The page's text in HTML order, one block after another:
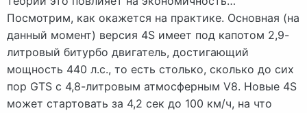
Посмотрим, как окажется на практике. Основная (на
данный момент) версия 4S имеет под капотом 2,9-
литровый битурбо двигатель, достигающий
мощность 440 л.с., то есть столько, сколько до сих
пор GTS с 4,8-литровым атмосферным V8. Новые 4S
может стартовать за 4,2 сек до 100 км/ч, на что